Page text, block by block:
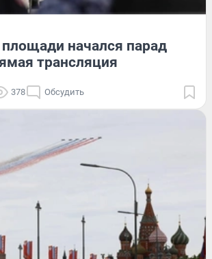
начался парад
трансляция
378 Обсудить